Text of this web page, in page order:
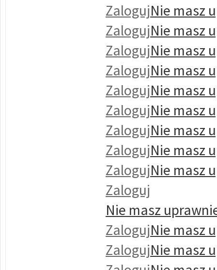
ZalogujNie masz
ZalogujNie masz
ZalogujNie masz
ZalogujNie masz
ZalogujNie masz
ZalogujNie masz
ZalogujNie masz
ZalogujNie masz
ZalogujNie masz
Zaloguj
Nie masz
ZalogujNie masz
ZalogujNie masz